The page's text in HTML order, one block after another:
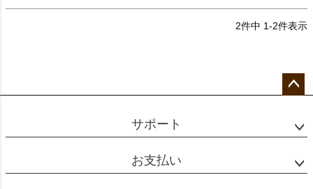
2件中 1-2件表示
ップ
サポート
お支払い